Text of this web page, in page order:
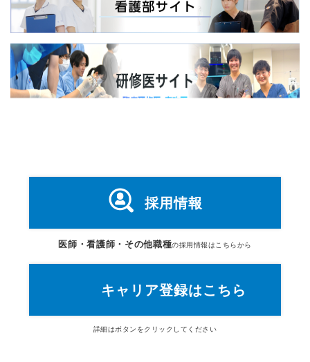
採用情報
医師・看護師・その他職種の採用情報はこちらから
キャリア登録はこちら
詳細はボタン をクリックしてください